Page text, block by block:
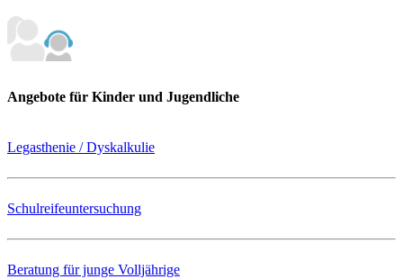
Angebote für Kinder und Jugendliche
Legasthenie / Dyskalkulie
Schulreifeuntersuchung
Beratung für junge Volljährige